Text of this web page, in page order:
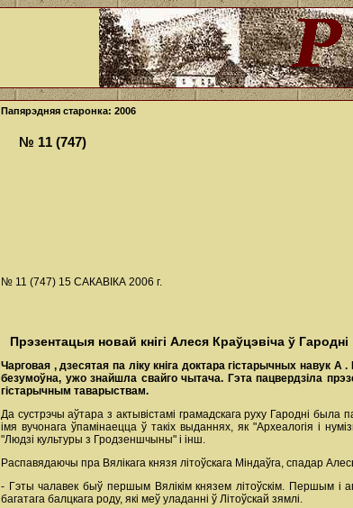
Папярэдняя старонка: 2006
№ 11 (747)
№ 11 (747) 15 САКАВІКА 2006 г.
Прэзентацыя новай кнігі Алеся Краўцэвіча ў Гародні
Чарговая ,дзесятая па лікукніга доктарагістарычных навук А.
безумоўна, ужо знайшла свайго чытача. Гэта пацвердзіла
гістарычным таварыствам.
Да сустрэчы аўтара з актывістамі грамадскага руху Гародні
імя вучонага ўпамінаецца ў такіх выданнях, як "Археалогія і
"Людзі культуры з Гродзеншчыны" і інш.
Распавядаючы пра Вялікага князя літоўскага Міндаўга, спадар
- Гэты чалавек быў першым Вялікім князем літоўскім. Першым і
багатага балцкага роду, які меў уладанні ў Літоўскай зямлі.